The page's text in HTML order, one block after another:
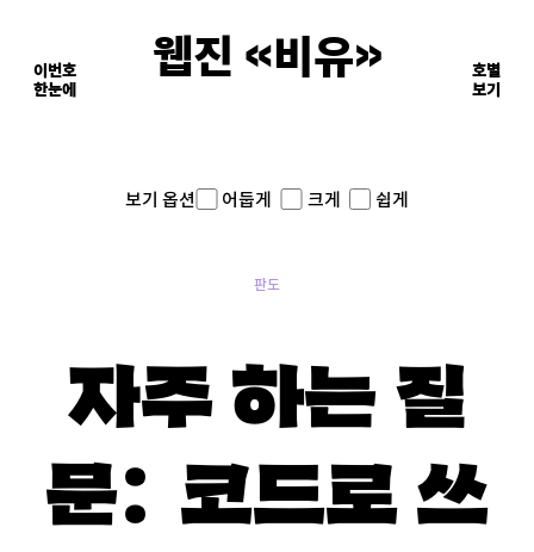
웹진 《비유》
이면의 장면들
이번호
한눈에
호별
보기
보기 옵션 어둡게 크게 쉽게
판도
자주 하는 질
문: 코드로 쓰